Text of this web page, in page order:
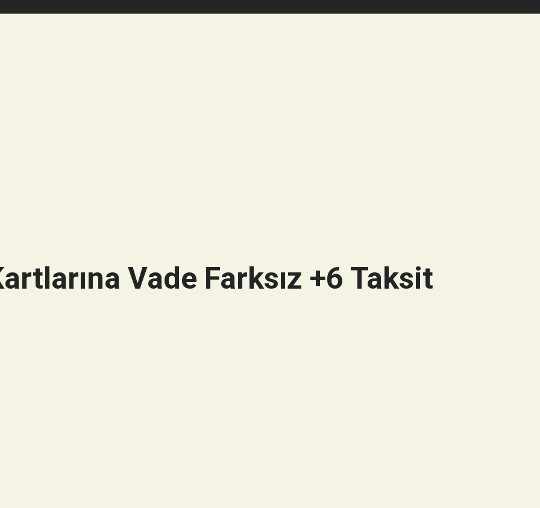
Vade Farksız +6 Taksit